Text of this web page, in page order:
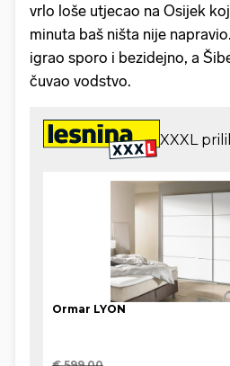
vrlo loše utjecao na Osijek
minuta baš ništa nije
igrao sporo i bezidejno, a
čuvao vodstvo.